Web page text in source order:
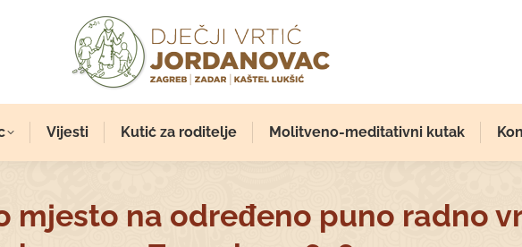
Vijesti Kutić za roditelje Molitveno-meditativni kutak
mjesto na određeno puno radno